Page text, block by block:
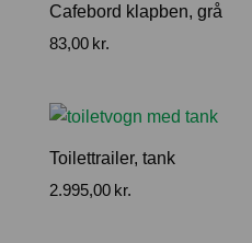
Cafebord klapben, grå
83,00 kr.
Toilettrailer, tank
2.995,00 kr.